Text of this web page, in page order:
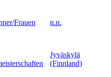
Frauen n.n.
Jyväskylä
(Finnland)